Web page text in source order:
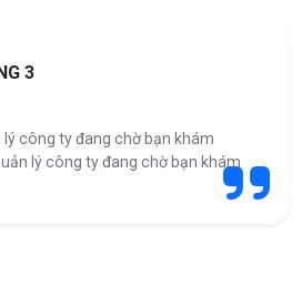
3
lý công ty đang chờ bạn khám
lý công ty đang chờ bạn khám